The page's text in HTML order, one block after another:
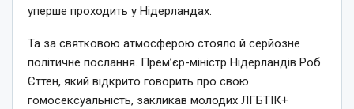
уперше проходить у Нідерландах.
Та за святковою атмосферою стояло й серйозне
політичне послання. Прем’єр-міністр Нідерландів Роб
Єттен, який відкрито говорить про свою
гомосексуальність, закликав молодих ЛГБТІК+